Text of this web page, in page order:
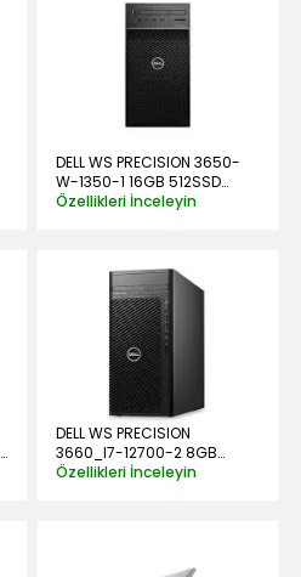
DELL WS PRECISION 3650-
W-1350-1 16GB 512SSD
P400 W10PRO
Özellikleri İnceleyin
DELL WS PRECISION
3660_I7-12700-2 8GB
512SSD 4GB T400 W10PRO
Özellikleri İnceleyin